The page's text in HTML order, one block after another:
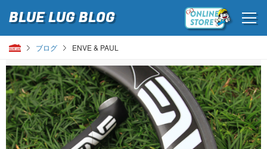
BLUE LUGBLOG
ブログ ENVE & PAUL